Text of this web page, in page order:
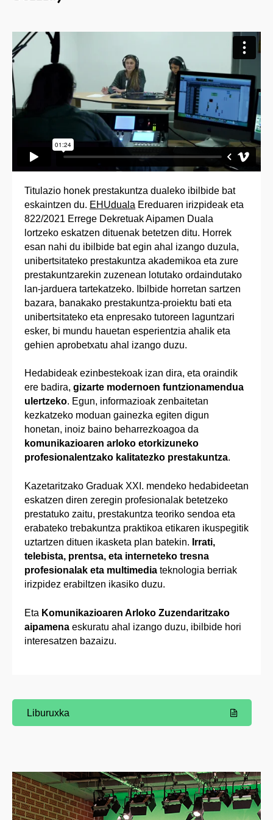
Titulazio honek prestakuntza dualeko ibilbide bat
eskaintzen du. EHUduala Ereduaren irizpideak eta
822/2021 Errege Dekretuak Aipamen Duala
lortzeko eskatzen dituenak betetzen ditu. Horrek
esan nahi du ibilbide bat egin ahal izango duzula,
unibertsitateko prestakuntza akademikoa eta zure
prestakuntzarekin zuzenean lotutako ordaindutako
lan-jarduera tartekatzeko. Ibilbide horretan sartzen
bazara, banakako prestakuntza-proiektu bati eta
unibertsitateko eta enpresako tutoreen laguntzari
esker, bi mundu hauetan esperientzia ahalik eta
gehien aprobetxatu ahal izango duzu.
Hedabideak ezinbestekoak izan dira, eta oraindik
ere badira, gizarte modernoen funtzionamendua
ulertzeko. Egun, informazioak zenbaitetan
kezkatzeko moduan gainezka egiten digun
honetan, inoiz baino beharrezkoagoa da
komunikazioaren arloko etorkizuneko
profesionalentzako kalitatezko prestakuntza.
Kazetaritzako Graduak XXI. mendeko hedabideetan
eskatzen diren zeregin profesionalak betetzeko
prestatuko zaitu, prestakuntza teoriko sendoa eta
erabateko trebakuntza praktikoa etikaren ikuspegitik
uztartzen dituen ikasketa plan batekin. Irrati,
telebista, prentsa, eta interneteko tresna
profesionalak eta multimedia teknologia berriak
irizpidez erabiltzen ikasiko duzu.
Eta Komunikazioaren Arloko Zuzendaritzako
aipamena eskuratu ahal izango duzu, ibilbide hori
interesatzen bazaizu.
(Beste leiho bat zabalduko du)
Liburuxka